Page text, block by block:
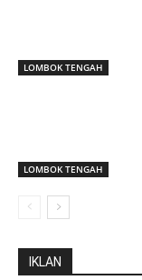
LOMBOK TENGAH
LOMBOK TENGAH
IKLAN